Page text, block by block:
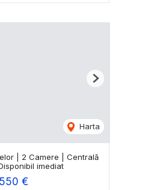
Harta
Next
| 2 Camere | Centrală
imediat
550 €